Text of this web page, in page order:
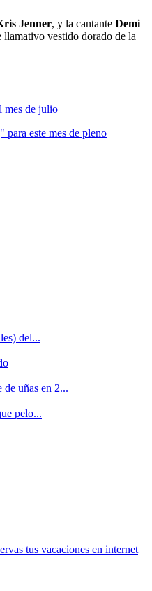
Jenner, y la cantante Demi
llamativo vestido dorado de la
mes de julio
este mes de pleno
del...
de uñas en 2...
pelo...
tus vacaciones en internet